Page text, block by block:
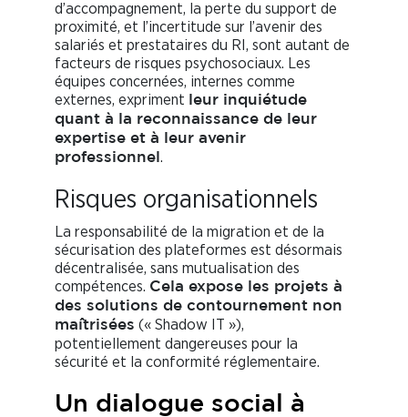
d’accompagnement, la perte du support de
proximité, et l’incertitude sur l’avenir des
salariés et prestataires du RI, sont autant de
facteurs de risques psychosociaux. Les
équipes concernées, internes comme
externes, expriment
leur inquiétude
quant à la reconnaissance de leur
expertise et à leur avenir
professionnel .
Risques organisationnels
La responsabilité de la migration et de la
sécurisation des plateformes est désormais
décentralisée, sans mutualisation des
compétences. Cela expose les projets à
des solutions de contournement non
maîtrisées (« Shadow IT »),
potentiellement dangereuses pour la
sécurité et la conformité réglementaire.
Un dialogue social à